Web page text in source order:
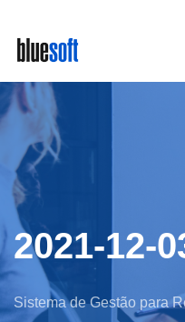
main
content
2021-12-
Sistema de Gestão para